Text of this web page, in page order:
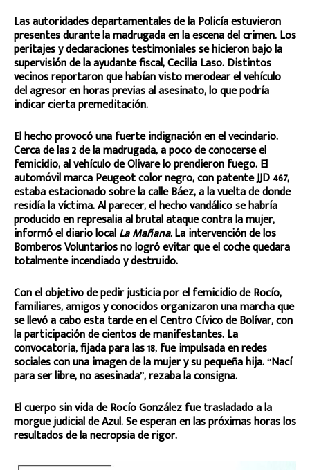
Las autoridades departamentales de la Policía estuvieron
presentes durante la madrugada en la escena del crimen. Los
peritajes y declaraciones testimoniales se hicieron bajo la
supervisión de la ayudante fiscal, Cecilia Laso. Distintos
vecinos reportaron que habían visto merodear el vehículo
del agresor en horas previas al asesinato, lo que podría
indicar cierta premeditación.
El hecho provocó una fuerte indignación en el vecindario.
Cerca de las 2 de la madrugada, a poco de conocerse el
femicidio, al vehículo de Olivare lo prendieron fuego. El
automóvil marca Peugeot color negro, con patente JJD 467,
estaba estacionado sobre la calle Báez, a la vuelta de donde
residía la víctima. Al parecer, el hecho vandálico se habría
producido en represalia al brutal ataque contra la mujer,
informó el diario localLa Mañana.La intervención de los
Bomberos Voluntarios no logró evitar que el coche quedara
totalmente incendiado y destruido.
Con el objetivo de pedir justicia por el femicidio de Rocío,
familiares, amigos y conocidos organizaron una marcha que
se llevó a cabo esta tarde en el Centro Cívico de Bolívar, con
la participación de cientos de manifestantes. La
convocatoria, fijada para las 18, fue impulsada en redes
sociales con una imagen de la mujer y su pequeña hija. “Nací
para ser libre, no asesinada”, rezaba la consigna.
El cuerpo sin vida de Rocío González fue trasladado a la
morgue judicial de Azul. Se esperan en las próximas horas los
resultados de la necropsia de rigor.